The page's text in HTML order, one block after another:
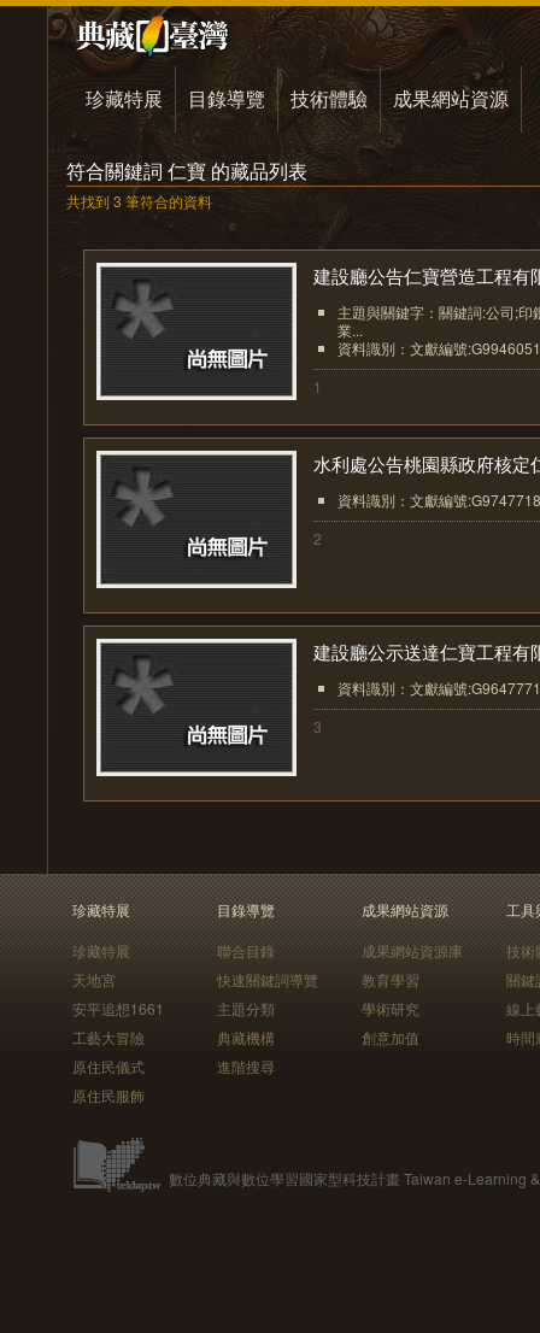
珍藏特展 目錄導覽 技術體驗 成果網站資源
符合關鍵詞 仁寶 的藏品列表
共找到 3 筆符合的資料
建設廳公告仁寶營造工程有
主題與關鍵字：關鍵詞:公司;
業...
資料識別：文獻編號:G9946051
1
水利處公告桃園縣政府核定
資料識別：文獻編號:G9747718
2
建設廳公示送達仁寶工程有
資料識別：文獻編號:G9647771
3
珍藏特展
珍藏特展
天地宮
安平追想1661
工藝大冒險
原住民儀式
原住民服飾
目錄導覽
聯合目錄
快速關鍵詞導覽
主題分類
典藏機構
進階搜尋
成果網站資源
成果網站資源庫
教育學習
學術研究
創意加值
工具
技術
關鍵
線上
時間
數位典藏與數位學習國家型科技計畫 Taiwan e-Learning